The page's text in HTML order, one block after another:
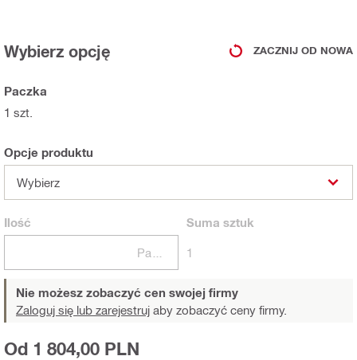
Wybierz opcję ZACZNIJ OD NOWA
Paczka
1 szt.
Opcje produktu
Wybierz
Ilość Suma sztuk
1
Nie możesz zobaczyć cen swojej firmy
Zaloguj się lub zarejestruj aby zobaczyć ceny firmy.
Od 1 804,00 PLN